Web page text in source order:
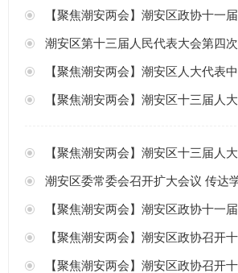
【聚焦潮安两会】潮安区政协十一
潮安区第十三届人民代表大会第四
【聚焦潮安两会】潮安区人大代表
【聚焦潮安两会】潮安区十三届人
【聚焦潮安两会】潮安区十三届人
潮安区委常委会召开扩大会议 传达
【聚焦潮安两会】潮安区政协十一
【聚焦潮安两会】潮安区政协召开
【聚焦潮安两会】潮安区政协召开